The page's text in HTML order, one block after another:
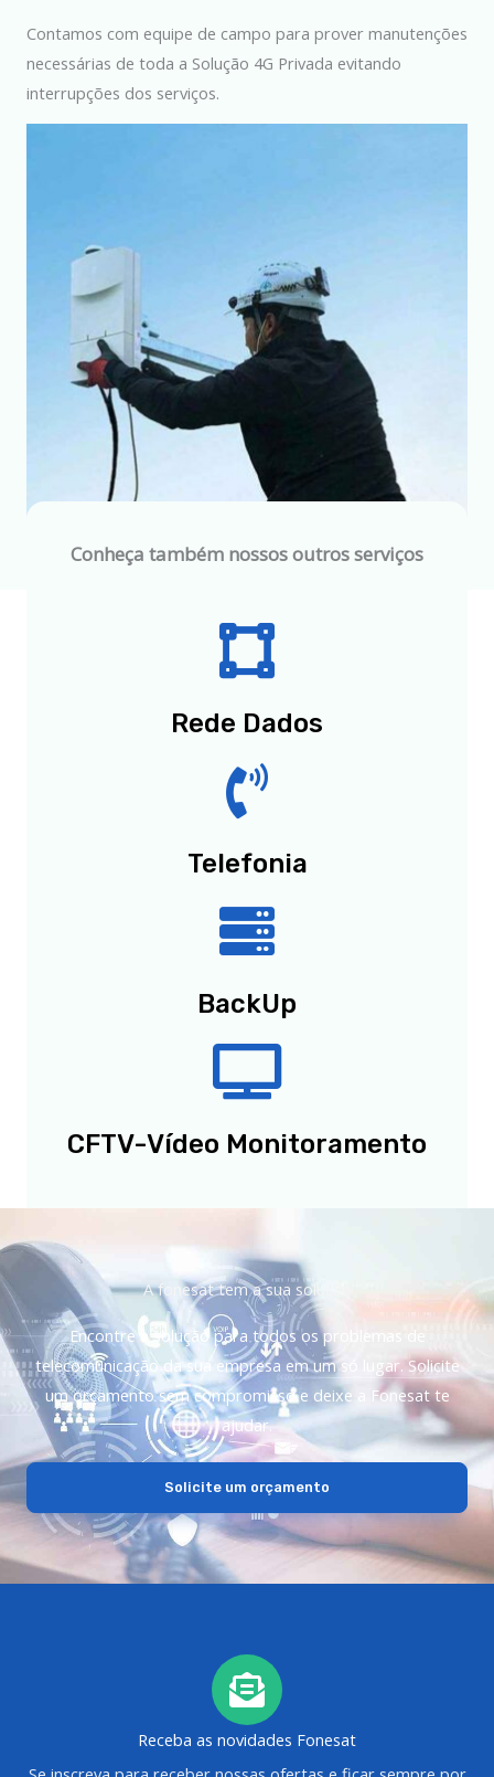
Contamos com equipe de campo para prover manutenções
necessárias de toda a Solução 4G Privada evitando
interrupções dos serviços.
Conheça também nossos outros serviços
Rede Dados
Telefonia
BackUp
CFTV-Vídeo Monitoramento
A fonesat tem a sua solução
Encontre a solução para todos os problemas de
telecomunicação da sua empresa em um só lugar. Solicite
um orçamento sem compromisso e deixe a Fonesat te
ajudar.
Solicite um orçamento
Receba as novidades Fonesat